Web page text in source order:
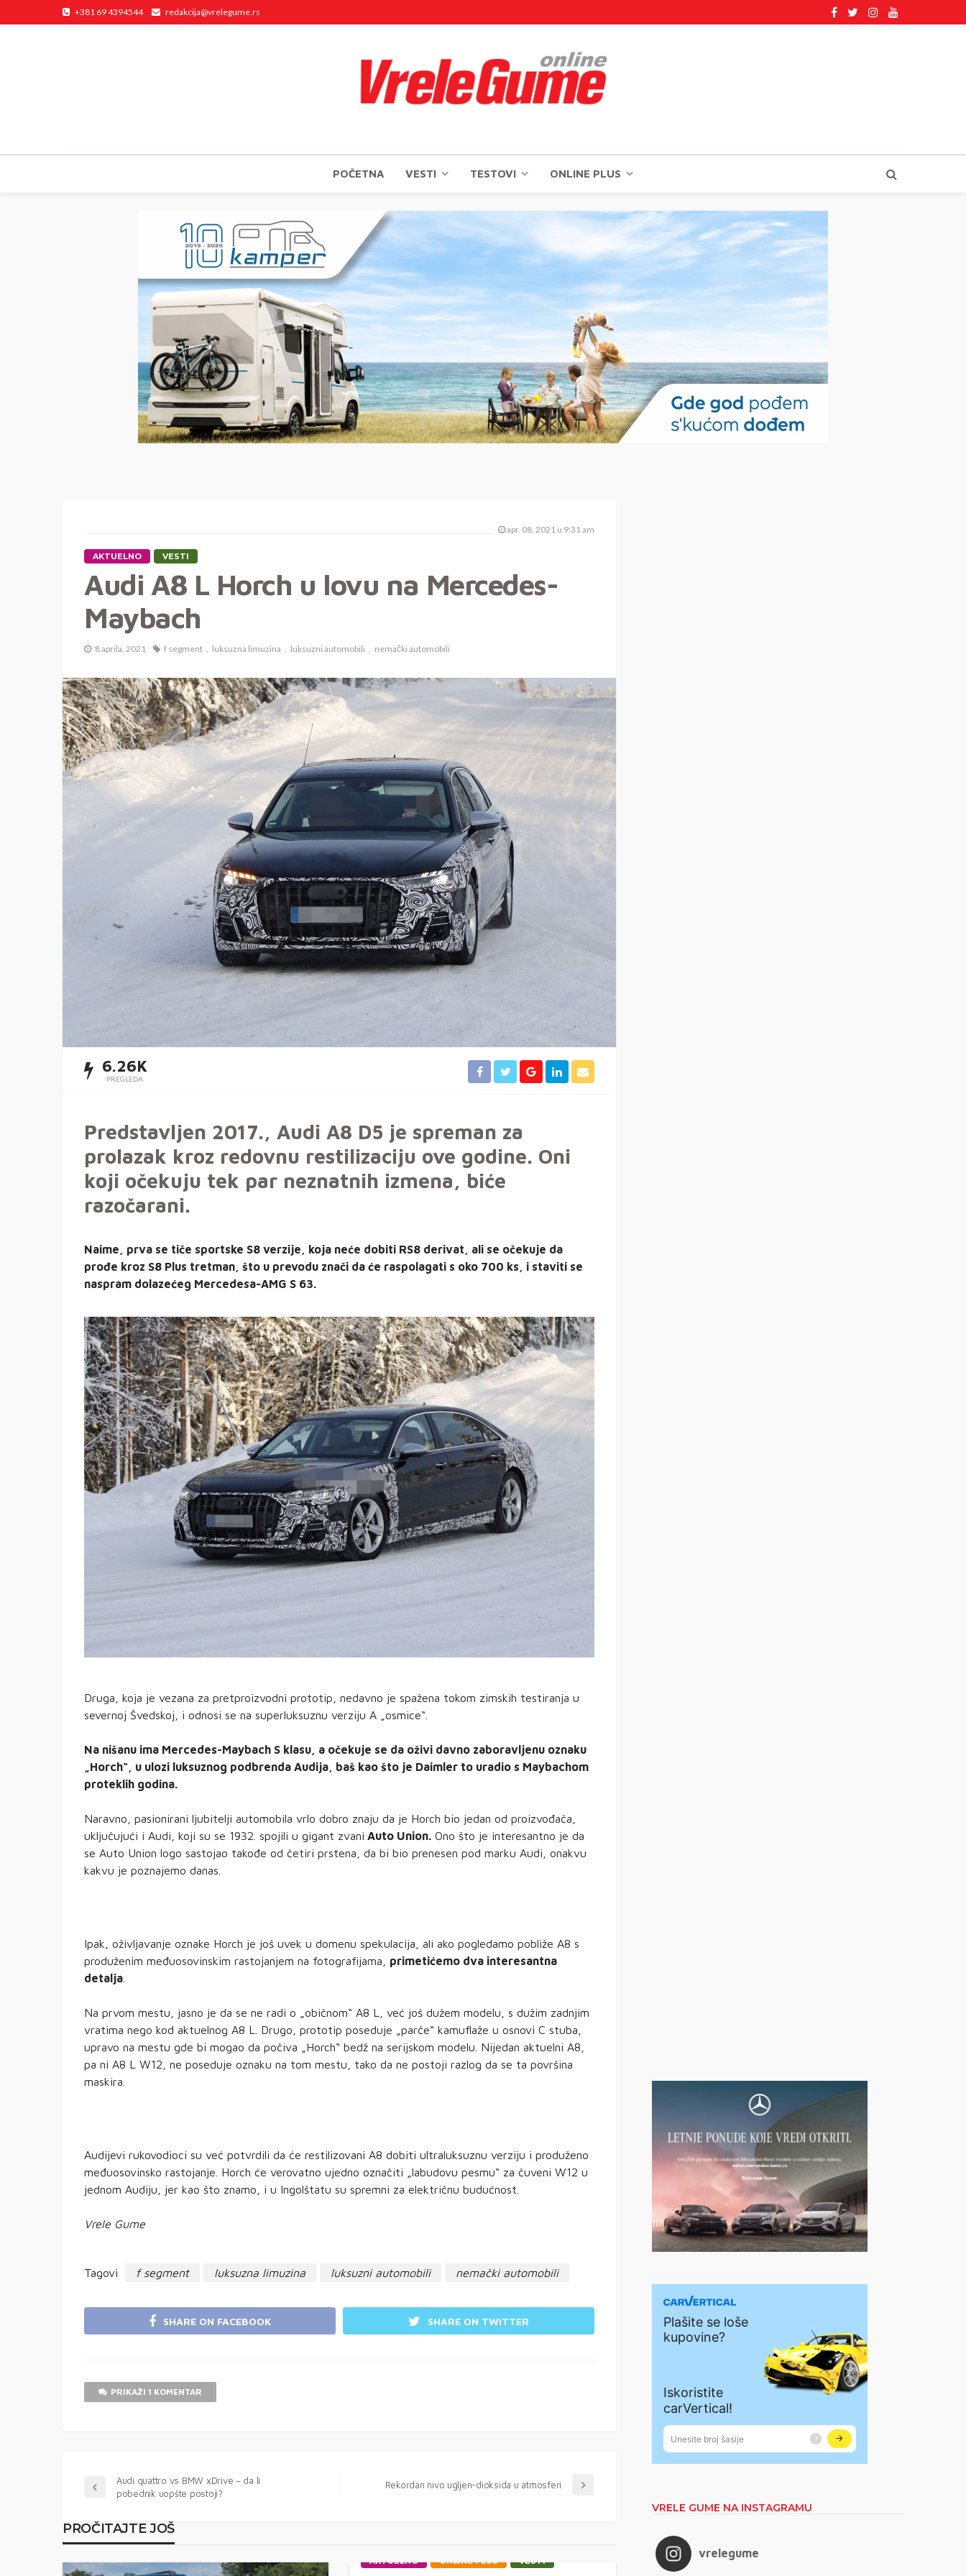
+381 69 4394544 redakcija@vrelegume.rs
POČETNA VESTI TESTOVI ONLINE PLUS
apr. 08, 2021 u 9:31 am
AKTUELNO VESTI
Audi A8 L Horch u lovu na Mercedes-
Maybach
8 aprila, 2021 f segment luksuzna limuzina luksuzni automobili nemački automobili
6.26K
PREGLEDA
Predstavljen 2017., Audi A8 D5 je spreman za
prolazak kroz redovnu restilizaciju ove godine. Oni
koji očekuju tek par neznatnih izmena, biće
razočarani.
Naime, prva se tiče sportske S8 verzije, koja neće dobiti RS8 derivat, ali se očekuje da
prođe kroz S8 Plus tretman, što u prevodu znači da će raspolagati s oko 700 ks, i staviti se
naspram dolazećeg Mercedesa-AMG S 63.
Druga, koja je vezana za pretproizvodni prototip, nedavno je spažena tokom zimskih testiranja u
severnoj Švedskoj, i odnosi se na superluksuznu verziju A „osmice“.
Na nišanu ima Mercedes-Maybach S klasu, a očekuje se da oživi davno zaboravljenu oznaku
„Horch“, u ulozi luksuznog podbrenda Audija, baš kao što je Daimler to uradio s Maybachom
proteklih godina.
Naravno, pasionirani ljubitelji automobila vrlo dobro znaju da je Horch bio jedan od proizvođača,
uključujući i Audi, koji su se 1932. spojili u gigant zvani Auto Union. Ono što je interesantno je da
se Auto Union logo sastojao takođe od četiri prstena, da bi bio prenesen pod marku Audi, onakvu
kakvu je poznajemo danas.
Ipak, oživljavanje oznake Horch je još uvek u domenu spekulacija, ali ako pogledamo pobliže A8 s
produženim međuosovinskim rastojanjem na fotografijama, primetićemo dva interesantna
detalja
Na prvom mestu, jasno je da se ne radi o „običnom“ A8 L, već još dužem modelu, s dužim zadnjim
vratima nego kod aktuelnog A8 L. Drugo, prototip poseduje „parče“ kamuflaže u osnovi C stuba,
upravo na mestu gde bi mogao da počiva „Horch“ bedž na serijskom modelu. Nijedan aktuelni A8,
pa ni A8 L W12, ne poseduje oznaku na tom mestu, tako da ne postoji razlog da se ta površina
maskira.
Audijevi rukovodioci su već potvrdili da će restilizovani A8 dobiti ultraluksuznu verziju i produženo
međuosovinsko rastojanje. Horch će verovatno ujedno označiti „labudovu pesmu“ za čuveni W12 u
jednom Audiju, jer kao što znamo, i u Ingolštatu su spremni za električnu budućnost.
Vrele Gume
Tagovi f segment luksuzna limuzina luksuzni automobili nemački automobili
SHARE ON FACEBOOK SHARE ON TWITTER
PRIKAŽI 1 KOMENTAR
Audi quattro vs BMW xDrive – da li
pobednik uopšte postoji?
Rekordan nivo ugljen-dioksida u atmosferi
PROČITAJTE JOŠ
AKTUELNO ONLINE PLUS VESTI
VRELE GUME NA INSTAGRAMU
vrelegume